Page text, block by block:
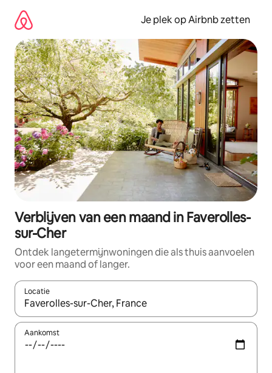
direct
naar
inhoud
Je plek op Airbnb zetten
Verblijven van een maand in Faverolles-
sur-Cher
Ontdek langetermijnwoningen die als thuis aanvoelen
voor een maand of langer.
Locatie
Wanneer er resultaten beschikbaar zijn, maak je een keuze
Aankomst